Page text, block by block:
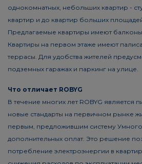
однокомнатных, небольших квартир -
квартир и до квартир больших
Предлагаемые квартиры имеют
Квартиры на первом этаже имеют
террасы. Для удобства жителей
подземных гаражах и паркинг на улице.
Что отличает ROBYG
В течение многих лет ROBYG
новые стандарты на первичном рынке
первым, предложившим систему Умного
дополнительных оплат. Это решение
потребление электроэнергии в